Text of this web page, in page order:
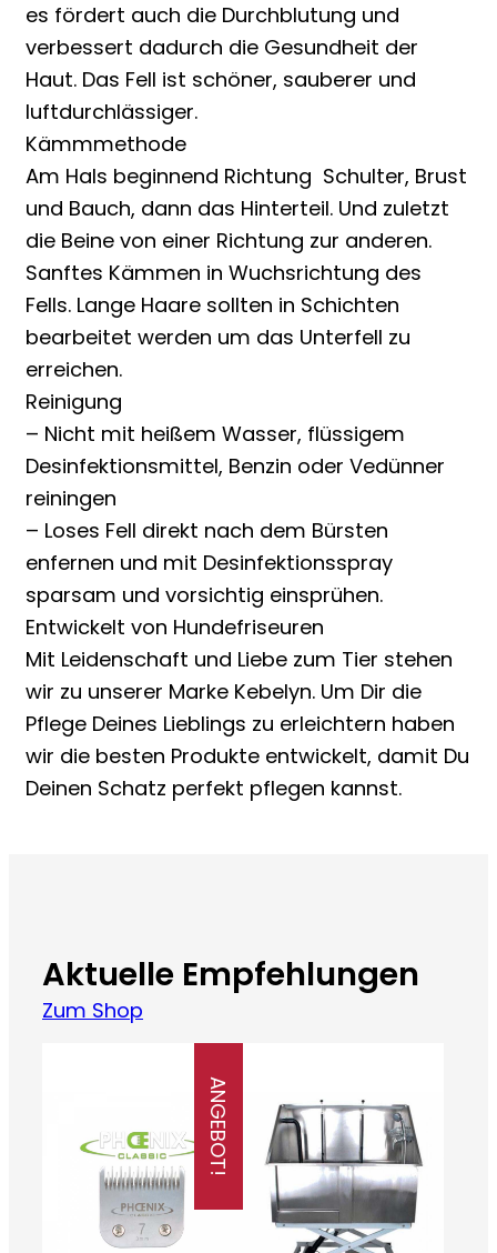
es fördert auch die Durchblutung und
verbessert dadurch die Gesundheit der
Haut. Das Fell ist schöner, sauberer und
luftdurchlässiger.
Kämmmethode
Am Hals beginnend Richtung Schulter, Brust
und Bauch, dann das Hinterteil. Und zuletzt
die Beine von einer Richtung zur anderen.
Sanftes Kämmen in Wuchsrichtung des
Fells. Lange Haare sollten in Schichten
bearbeitet werden um das Unterfell zu
erreichen.
Reinigung
– Nicht mit heißem Wasser, flüssigem
Desinfektionsmittel, Benzin oder Vedünner
reiningen
– Loses Fell direkt nach dem Bürsten
enfernen und mit Desinfektionsspray
sparsam und vorsichtig einsprühen.
Entwickelt von Hundefriseuren
Mit Leidenschaft und Liebe zum Tier stehen
wir zu unserer Marke Kebelyn. Um Dir die
Pflege Deines Lieblings zu erleichtern haben
wir die besten Produkte entwickelt, damit Du
Deinen Schatz perfekt pflegen kannst.
Aktuelle Empfehlungen
Zum Shop
ANGEBOT!